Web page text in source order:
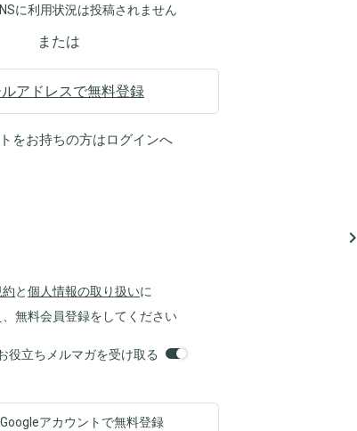
に利用状況は投稿されません
または
ルアドレスで無料登録
をお持ちの方はログインへ
navigate_next
と個人情報の取り扱いに
無料会員登録をしてください
役立ちメルマガを受け取る
Googleアカウントで無料登録